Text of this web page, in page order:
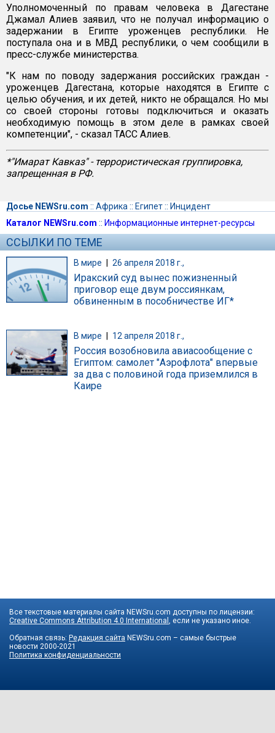
Уполномоченный по правам человека в Дагестане
Джамал Алиев заявил, что не получал информацию о
задержании в Египте уроженцев республики. Не
поступала она и в МВД республики, о чем сообщили в
пресс-службе министерства.
"К нам по поводу задержания российских граждан -
уроженцев Дагестана, которые находятся в Египте с
целью обучения, и их детей, никто не обращался. Но мы
со своей стороны готовы подключиться и оказать
необходимую помощь в этом деле в рамках своей
компетенции", - сказал ТАСС Алиев.
*"Имарат Кавказ" - террористическая группировка,
запрещенная в РФ.
Досье NEWSru.com :: Африка :: Египет:: Инцидент
Каталог NEWSru.com :: Информационные интернет-ресурсы
ССЫЛКИ ПО ТЕМЕ
В мире | 26 апреля 2018 г.,
Иракский суд вынес пожизненный
приговор еще двум россиянкам,
обвиненным в пособничестве ИГ*
В мире 12 апреля 2018 г.,
Россия возобновила авиасообщение с
Египтом: самолет "Аэрофлота" впервые
за два с половиной года приземлился в
Каире
Все текстовые материалы сайта NEWSru.com доступны по лицензии:
Creative Commons Attribution 4.0 International , если не указано иное.
Обратная связь: Редакция сайта NEWSru.com – самые быстрые
новости 2000-2021
Политика конфиденциальности